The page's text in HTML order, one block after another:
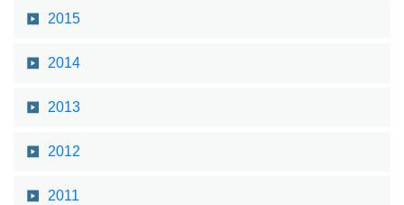
2015
2014
2013
2012
2011